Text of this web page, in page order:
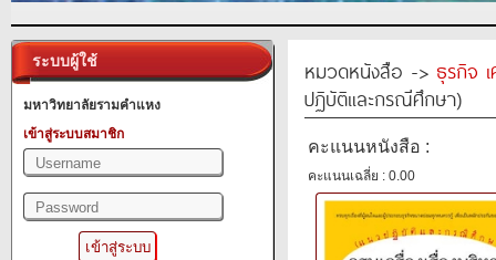
ระบบผู้ใช้
มหาวิทยาลัยรามคำแหง
เข้าสู่ระบบสมาชิก
หมวดหนังสือ -> ธุรกิจ
ปฏิบัติและกรณีศึกษา)
คะแนนหนังสือ :
คะแนนเฉลี่ย : 0.00